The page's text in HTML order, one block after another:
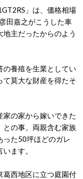
」は、価格相場
田嘉之がこうした車
主だったからのよう
の養殖を生業としてい
て莫大な財産を得たそ
の家から嫁いできた
との事。両親含む家族
った50坪ほどのガレ
ます。
葛西地区に立つ庭園付